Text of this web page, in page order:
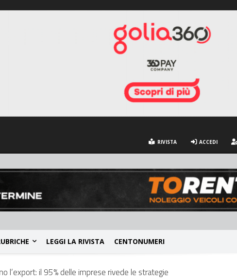
RIVISTA ACCEDI
LEGGI LA RIVISTA CENTONUMERI
l’export: il 95% delle imprese rivede le strategie